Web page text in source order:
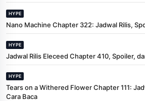
HYPE
Nano Machine Chapter 322: Jadwal Rilis,
HYPE
Jadwal Rilis Eleceed Chapter 410, Spoiler,
HYPE
Tears on a Withered Flower Chapter 111:
Cara Baca